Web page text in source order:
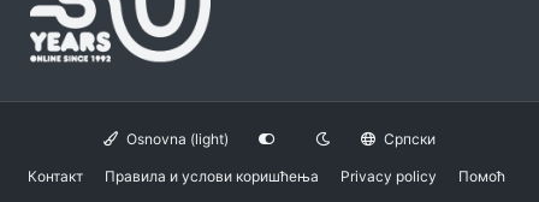
Osnovna (light) Српски
Контакт Правила и услови коришћења Privacy policy Помоћ